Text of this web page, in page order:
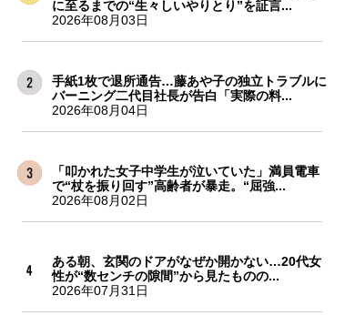
に至るまでの“生々しいやりとり”を証言...
2026年08月03日
手紙1枚で退所通告…藤あや子の独立トラブルに
バーニング二代目社長が告白「実際の料...
2026年08月04日
「叩かれた女子中学生が泣いていた」満員電車
で“杖を振り回す”高齢者が暴走。“屈強...
2026年08月02日
ある朝、玄関のドアがなぜか開かない…20代女
性が“数センチの隙間”から見たものの...
2026年07月31日